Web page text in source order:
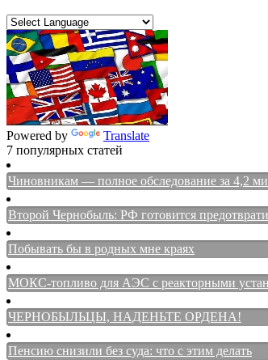
Powered by
Translate
7 популярных статей
Чиновникам — полное обследование за 4,2
Второй Чернобыль: РФ готовится
Побывать бы в родных мне краях
МОКС-топливо для АЭС с реакторными
ЧЕРНОБЫЛЬЦЫ, НАДЕНЬТЕ ОРДЕНА!
Пенсию снизили без суда: что с этим делать